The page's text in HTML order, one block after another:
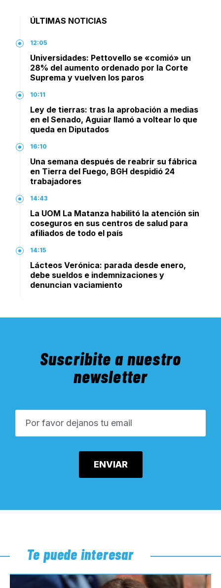
ÚLTIMAS NOTICIAS
12:05
Universidades: Pettovello se «comió» un
28% del aumento ordenado por la Corte
Suprema y vuelven los paros
10:11
Ley de tierras: tras la aprobación a medias
en el Senado, Aguiar llamó a voltear lo que
queda en Diputados
16:10
Una semana después de reabrir su fábrica
en Tierra del Fuego, BGH despidió 24
trabajadores
14:43
La UOM La Matanza habilitó la atención sin
coseguros en sus centros de salud para
afiliados de todo el país
14:15
Lácteos Verónica: parada desde enero,
debe sueldos e indemnizaciones y
denuncian vaciamiento
Suscribite a nuestro
newsletter
Te puede interesar